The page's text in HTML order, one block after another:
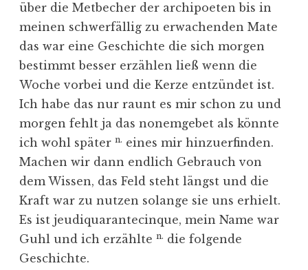
über die Metbecher der archipoeten bis in
meinen schwerfällig zu erwachenden Mate
das war eine Geschichte die sich morgen
bestimmt besser erzählen ließ wenn die
Woche vorbei und die Kerze entzündet ist.
Ich habe das nur raunt es mir schon zu und
morgen fehlt ja das nonemgebet als könnte
ich wohl später n. eines mir hinzuerfinden.
Machen wir dann endlich Gebrauch von
dem Wissen, das Feld steht längst und die
Kraft war zu nutzen solange sie uns erhielt.
Es ist jeudiquarantecinque, mein Name war
Guhl und ich erzählte n. die folgende
Geschichte.